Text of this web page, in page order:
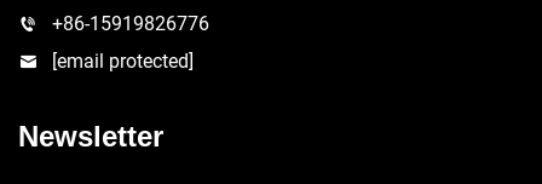
+86-15919826776
[email protected]
Newsletter